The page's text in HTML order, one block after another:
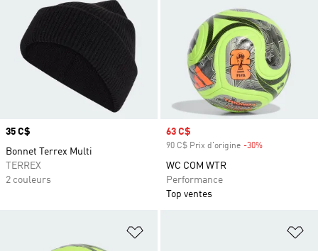
Prix
35 C$
Bonnet Terrex Multi
TERREX
2 couleurs
Prix soldé
63 C$
90 C$ Prix d'origine -30%
WC COM WTR
Performance
Top ventes
Ajouter à la Liste de produits